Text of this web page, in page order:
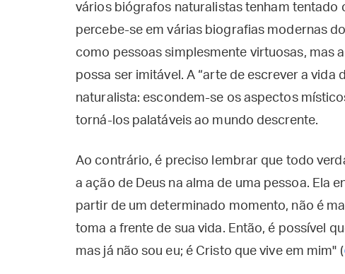
vários biógrafos naturalistas tenham tentado
percebe-se em várias biografias modernas
como pessoas simplesmente virtuosas, mas
possa ser imitável. A “arte de escrever a vida
naturalista: escondem-se os aspectos
torná-los palatáveis ao mundo descrente.
Ao contrário, é preciso lembrar que todo
a ação de Deus na alma de uma pessoa. Ela
partir de um determinado momento, não é
toma a frente de sua vida. Então, é possível
mas já não sou eu; é Cristo que vive em mim" (